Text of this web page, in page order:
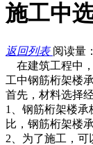
施工中
返回列表 阅读量
在建筑工程中
工中钢筋桁架楼
首先，材料选择
1、钢筋桁架楼
比，钢筋桁架楼
2、为了施工，